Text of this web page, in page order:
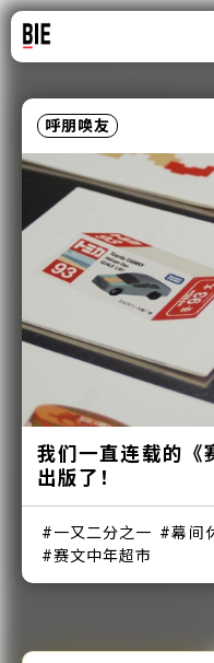
呼朋唤友
我们一直连载的《
出版了！
一又二分之一 幕间
赛文中年超市